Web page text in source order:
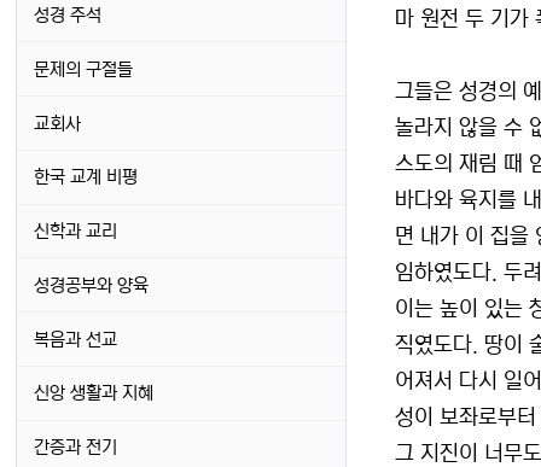
마 원전 두 기가
그들은 성경의
놀라지 않을 수
스도의 재림 때
바다와 육지를
면 내가 이 집을
임하였도다. 두
이는 높이 있는
직였도다. 땅이
어져서 다시 일
성이 보좌로부
그 지진이 너무
성경 주석
문제의 구절들
교회사
한국 교계 비평
신학과 교리
성경공부와 양육
복음과 선교
신앙 생활과 지혜
간증과 전기